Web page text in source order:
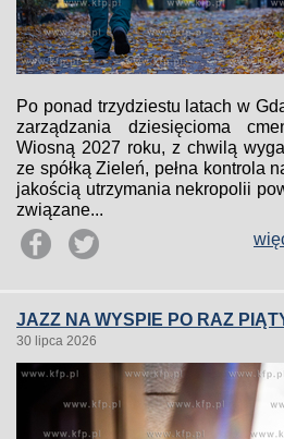
Po ponad trzydziestu latach w
zarządzania dziesięcioma
Wiosną 2027 roku, z chwilą
ze spółką Zieleń, pełna kontrola
jakością utrzymania nekropolii
związane...
JAZZ NA WYSPIE PO RAZ
30 lipca 2026